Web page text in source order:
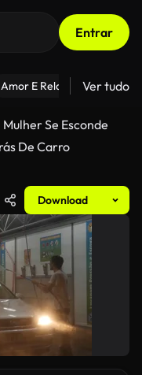
Entrar
Amor E Relacionamentos
Ver tudo
Mulher Se Esconde
De Carro
Download